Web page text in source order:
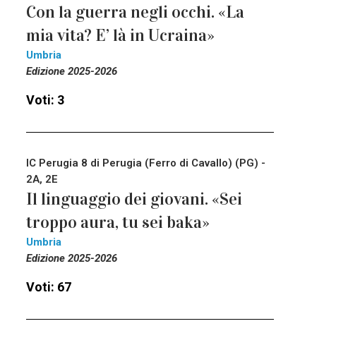
Con la guerra negli occhi. «La
mia vita? E’ là in Ucraina»
Umbria
Edizione 2025-2026
Voti: 3
IC Perugia 8 di Perugia (Ferro di Cavallo) (PG) -
2A, 2E
Il linguaggio dei giovani. «Sei
troppo aura, tu sei baka»
Umbria
Edizione 2025-2026
Voti: 67